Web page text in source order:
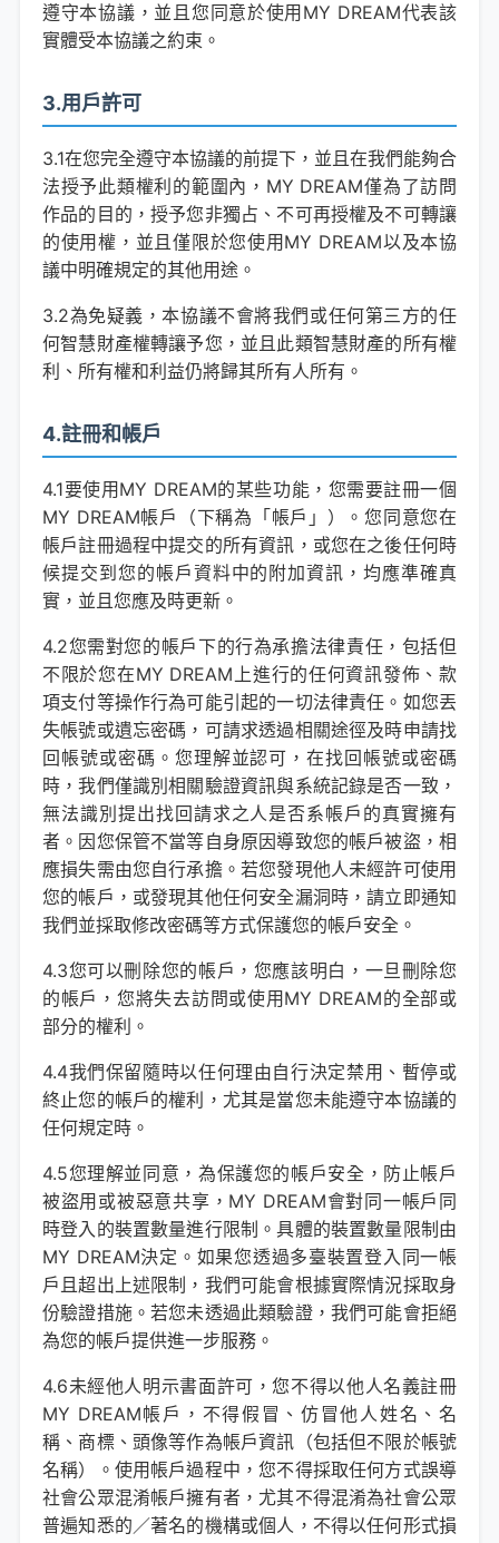
遵守本協議，並且您同意於使用MY DREAM代表該
實體受本協議之約束。
3.用戶許可
3.1在您完全遵守本協議的前提下，並且在我們能夠合
法授予此類權利的範圍內，MY DREAM僅為了訪問
作品的目的，授予您非獨占、不可再授權及不可轉讓
的使用權，並且僅限於您使用MY DREAM以及本協
議中明確規定的其他用途。
3.2為免疑義，本協議不會將我們或任何第三方的任
何智慧財產權轉讓予您，並且此類智慧財產的所有權
利、所有權和利益仍將歸其所有人所有。
4.註冊和帳戶
4.1要使用MY DREAM的某些功能，您需要註冊一個
MY DREAM帳戶（下稱為「帳戶」）。您同意您在
帳戶註冊過程中提交的所有資訊，或您在之後任何時
候提交到您的帳戶資料中的附加資訊，均應準確真
實，並且您應及時更新。
4.2您需對您的帳戶下的行為承擔法律責任，包括但
不限於您在MY DREAM上進行的任何資訊發佈、款
項支付等操作行為可能引起的一切法律責任。如您丟
失帳號或遺忘密碼，可請求透過相關途徑及時申請找
回帳號或密碼。您理解並認可，在找回帳號或密碼
時，我們僅識別相關驗證資訊與系統記錄是否一致，
無法識別提出找回請求之人是否系帳戶的真實擁有
者。因您保管不當等自身原因導致您的帳戶被盜，相
應損失需由您自行承擔。若您發現他人未經許可使用
您的帳戶，或發現其他任何安全漏洞時，請立即通知
我們並採取修改密碼等方式保護您的帳戶安全。
4.3您可以刪除您的帳戶，您應該明白，一旦刪除您
的帳戶，您將失去訪問或使用MY DREAM的全部或
部分的權利。
4.4我們保留隨時以任何理由自行決定禁用、暫停或
終止您的帳戶的權利，尤其是當您未能遵守本協議的
任何規定時。
4.5您理解並同意，為保護您的帳戶安全，防止帳戶
被盜用或被惡意共享，MY DREAM會對同一帳戶同
時登入的裝置數量進行限制。具體的裝置數量限制由
MY DREAM決定。如果您透過多臺裝置登入同一帳
戶且超出上述限制，我們可能會根據實際情況採取身
份驗證措施。若您未透過此類驗證，我們可能會拒絕
為您的帳戶提供進一步服務。
4.6未經他人明示書面許可，您不得以他人名義註冊
MY DREAM帳戶，不得假冒、仿冒他人姓名、名
稱、商標、頭像等作為帳戶資訊（包括但不限於帳號
名稱）。使用帳戶過程中，您不得採取任何方式誤導
社會公眾混淆帳戶擁有者，尤其不得混淆為社會公眾
普遍知悉的／著名的機構或個人，不得以任何形式損